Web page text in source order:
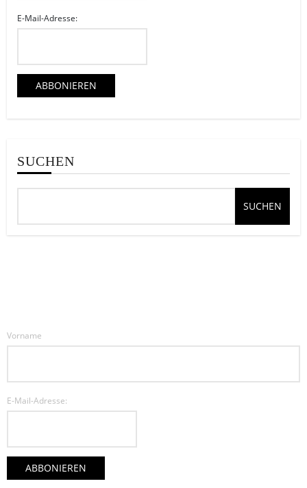
E-Mail-Adresse:
SUCHEN
SUCHEN
Vorname
E-Mail-Adresse: